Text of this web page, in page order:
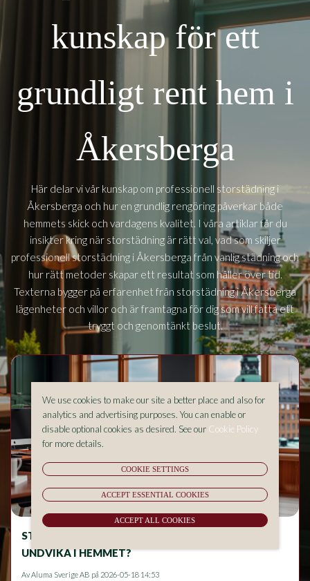
kunskap för ett
grundligt rent hem i
Åkersberga
Här delar vi vår kunskap om professionell storstädning i
Åkersberga och hur en grundlig rengöring påverkar både
hemmets skick och vardagens kvalitet. I våra artiklar får du
insikter kring när storstädning är rätt val, vad som skiljer
professionell storstädning i Åkersberga från vanlig städning och
hur rätt metoder skapar ett resultat som håller över tid.
Texterna bygger på erfarenhet från storstädning iÅkersberga
lägenheter och villor och är framtagna för dig som vill fatta ett
tryggt och genomtänkt beslut.
STÄDNING OCH ALLERGIER – VAD BÖR DU
UNDVIKA I HEMMET?
Av Aluma Sverige AB på 2026-05-18 14:53
We use cookies to make our site a better place and also for
analytics and advertising purposes. You can enable or
disable optional cookies as desired. See our Cookie Policy
for more details.
COOKIE SETTINGS
ACCEPT ESSENTIAL COOKIES
ACCEPT ALL COOKIES